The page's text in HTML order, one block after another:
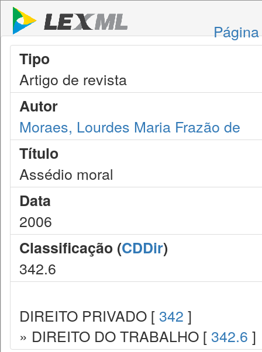
Tipo
Artigo de revista
Autor
Moraes, Lourdes Maria Frazão de
Título
Assédio moral
Data
2006
Classificação (CDDir)
342.6
DIREITO PRIVADO [ 342 ]
» DIREITO DO TRABALHO [ 342.6 ]